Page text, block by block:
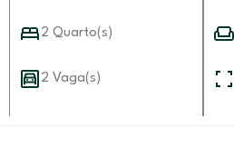
2 Quarto(s)
2 Vaga(s)